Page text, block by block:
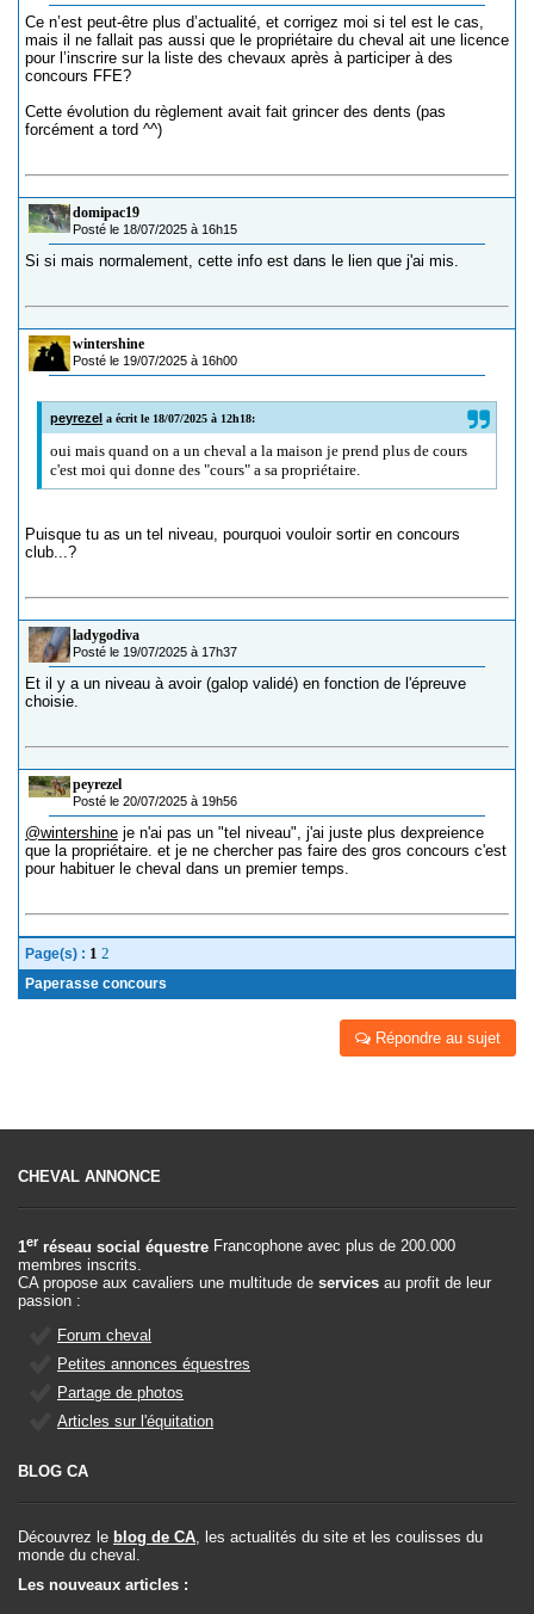
Ce n’est peut-être plus d’actualité, et corrigez moi si tel est le cas,
mais il ne fallait pas aussi que le propriétaire du cheval ait une licence
pour l’inscrire sur la liste des chevaux après à participer à des
concours FFE?
Cette évolution du règlement avait fait grincer des dents (pas
forcément a tord ^^)
domipac19
Posté le 18/07/2025 à 16h15
Si si mais normalement, cette info est dans le lien que j'ai mis.
wintershine
Posté le 19/07/2025 à 16h00
peyrezel a écrit le 18/07/2025 à 12h18:
oui mais quand on a un cheval a la maison je prend plus de cours
c'est moi qui donne des "cours" a sa propriétaire.
Puisque tu as un tel niveau, pourquoi vouloir sortir en concours
club...?
ladygodiva
Posté le 19/07/2025 à 17h37
Et il y a un niveau à avoir (galop validé) en fonction de l'épreuve
choisie.
peyrezel
Posté le 20/07/2025 à 19h56
@wintershine je n'ai pas un "tel niveau", j'ai juste plus dexpreience
que la propriétaire. et je ne chercher pas faire des gros concours c'est
pour habituer le cheval dans un premier temps.
Page(s) : 1 2
Paperasse concours
Répondre au sujet
CHEVAL ANNONCE
1er réseau social équestre Francophone avec plus de 200.000
membres inscrits.
CA propose aux cavaliers une multitude de services au profit de leur
passion :
Forum cheval
Petites annonces équestres
Partage de photos
Articles sur l'équitation
BLOG CA
Découvrez le blog de CA , les actualités du site et les coulisses du
monde du cheval.
Les nouveaux articles :